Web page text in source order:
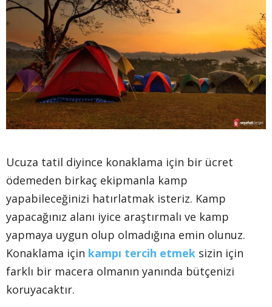
Ucuza tatil diyince konaklama için bir ücret
ödemeden birkaç ekipmanla kamp
yapabileceğinizi hatırlatmak isteriz. Kamp
yapacağınız alanı iyice araştırmalı ve kamp
yapmaya uygun olup olmadığına emin olunuz.
Konaklama için kampı tercih etmek sizin için
farklı bir macera olmanın yanında bütçenizi
koruyacaktır.